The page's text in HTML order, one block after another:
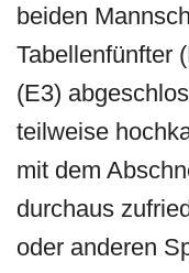
beiden
Tabellenfünfter
(E3)
teilweise
mit dem
durchaus
oder anderen